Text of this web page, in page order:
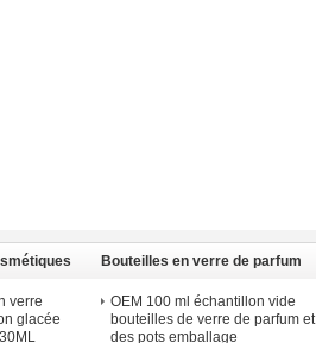
verre
glacée
Bouteilles en verre de parfum
OEM 100 ml échantillon vide
bouteilles de verre de parfum et
des pots emballage